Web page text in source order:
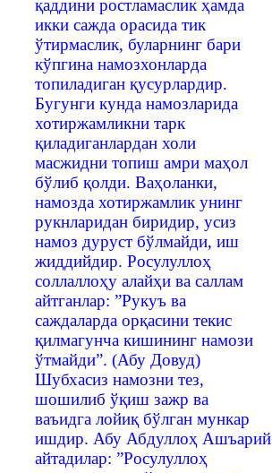
қаддини ростламаслик ҳамда
икки сажда орасида тик
ўтирмаслик, буларнинг бари
кўпгина намозхонларда
топиладиган қусурлардир.
Бугунги кунда намозларида
хотиржамликни тарк
қиладиганлардан холи
масжидни топиш амри маҳол
бўлиб қолди. Ваҳоланки,
намозда хотиржамлик унинг
рукнларидан биридир, усиз
намоз дуруст бўлмайди, иш
жиддийдир. Росулуллоҳ
соллаллоҳу алайҳи ва саллам
айтганлар: ”Рукуъ ва
саждаларда орқасини текис
қилмагунча кишининг намози
ўтмайди”. (Абу Довуд)
Шубхасиз намозни тез,
шошилиб ўқиш зажр ва
ваъидга лойиқ бўлган мункар
ишдир. Абу Абдуллоҳ Ашъарий
айтадилар: ”Росулуллоҳ